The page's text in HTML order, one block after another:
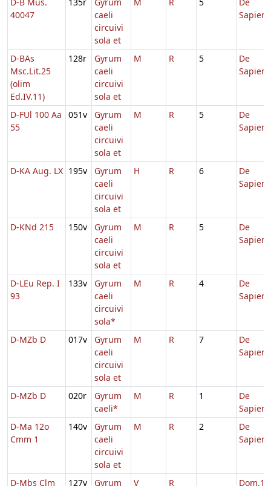
40047
caeli
circuivi
sola et
D-BAs
Msc.Lit.25
(olim
Ed.IV.11)
128r
Gyrum
caeli
circuivi
sola et
M R 5
De
D-FUl 100 Aa
55
051v
Gyrum
caeli
circuivi
sola et
M R 5
De
D-KA Aug. LX 195v
Gyrum
caeli
circuivi
sola et
H R 6
De
D-KNd 215 150v
Gyrum
caeli
circuivi
sola et
M R 5
De
D-LEu Rep. I
93
133v
Gyrum
caeli
circuivi
sola*
M R 4
De
D-MZb D 017v
Gyrum
caeli
circuivi
sola et
M R 7
De
D-MZb D 020r
Gyrum
caeli*
M R 1
De
D-Ma 12o
Cmm 1
140v
Gyrum
caeli
circuivi
sola et
M R 2
De
D-Mbs Clm 127v Gyrum V R Dom.1